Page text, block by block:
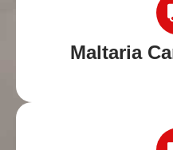
Maltaria